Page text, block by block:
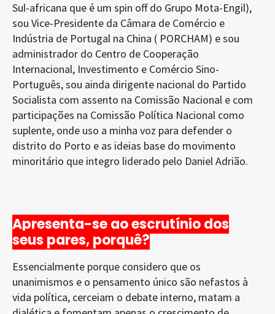
Sul-africana que é um spin off do Grupo Mota-Engil),
sou Vice-Presidente da Câmara de Comércio e
Indústria de Portugal na China ( PORCHAM) e sou
administrador do Centro de Cooperação
Internacional, Investimento e Comércio Sino-
Português, sou ainda dirigente nacional do Partido
Socialista com assento na Comissão Nacional e com
participações na Comissão Política Nacional como
suplente, onde uso a minha voz para defender o
distrito do Porto e as ideias base do movimento
minoritário que integro liderado pelo Daniel Adrião.
Apresenta-se ao escrutínio dos
seus pares, porquê?
Essencialmente porque considero que os
unanimismos e o pensamento único são nefastos à
vida política, cerceiam o debate interno, matam a